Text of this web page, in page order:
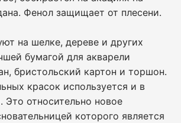
Фенол защищает от плесени.
на шелке, дереве и других
бумагой для акварели
бристольский картон и торшон.
красок используется и в
Это относительно новое
которого является